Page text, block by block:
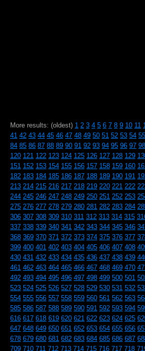
More results: (oldest) 1 2 3 4 5 6 7 8 9 10 11
41 42 43 44 45 46 47 48 49 50 51 52 53 54 55
84 85 86 87 88 89 90 91 92 93 94 95 96 97 98
120 121 122 123 124 125 126 127 128 129
151 152 153 154 155 156 157 158 159 160
182 183 184 185 186 187 188 189 190 191
213 214 215 216 217 218 219 220 221 222
244 245 246 247 248 249 250 251 252 253
275 276 277 278 279 280 281 282 283 284
306 307 308 309 310 311 312 313 314 315
337 338 339 340 341 342 343 344 345 346
368 369 370 371 372 373 374 375 376 377
399 400 401 402 403 404 405 406 407 408
430 431 432 433 434 435 436 437 438 439
461 462 463 464 465 466 467 468 469 470
492 493 494 495 496 497 498 499 500 501
523 524 525 526 527 528 529 530 531 532
554 555 556 557 558 559 560 561 562 563
585 586 587 588 589 590 591 592 593 594
616 617 618 619 620 621 622 623 624 625
647 648 649 650 651 652 653 654 655 656
678 679 680 681 682 683 684 685 686 687
709 710 711 712 713 714 715 716 717 718